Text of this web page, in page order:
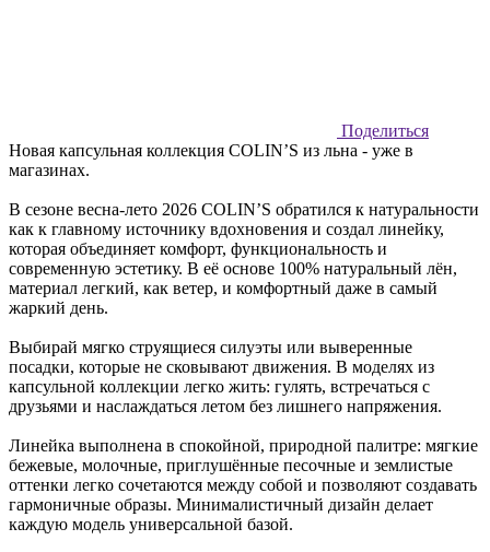
Поделиться
Новая капсульная коллекция COLIN’S из льна - уже в
магазинах.
В сезоне весна-лето 2026 COLIN’S обратился к натуральности
как к главному источнику вдохновения и создал линейку,
которая объединяет комфорт, функциональность и
современную эстетику. В её основе 100% натуральный лён,
материал легкий, как ветер, и комфортный даже в самый
жаркий день.
Выбирай мягко струящиеся силуэты или выверенные
посадки, которые не сковывают движения. В моделях из
капсульной коллекции легко жить: гулять, встречаться с
друзьями и наслаждаться летом без лишнего напряжения.
Линейка выполнена в спокойной, природной палитре: мягкие
бежевые, молочные, приглушённые песочные и землистые
оттенки легко сочетаются между собой и позволяют создавать
гармоничные образы. Минималистичный дизайн делает
каждую модель универсальной базой.